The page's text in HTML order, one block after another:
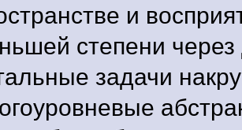
и
степени через
задачи